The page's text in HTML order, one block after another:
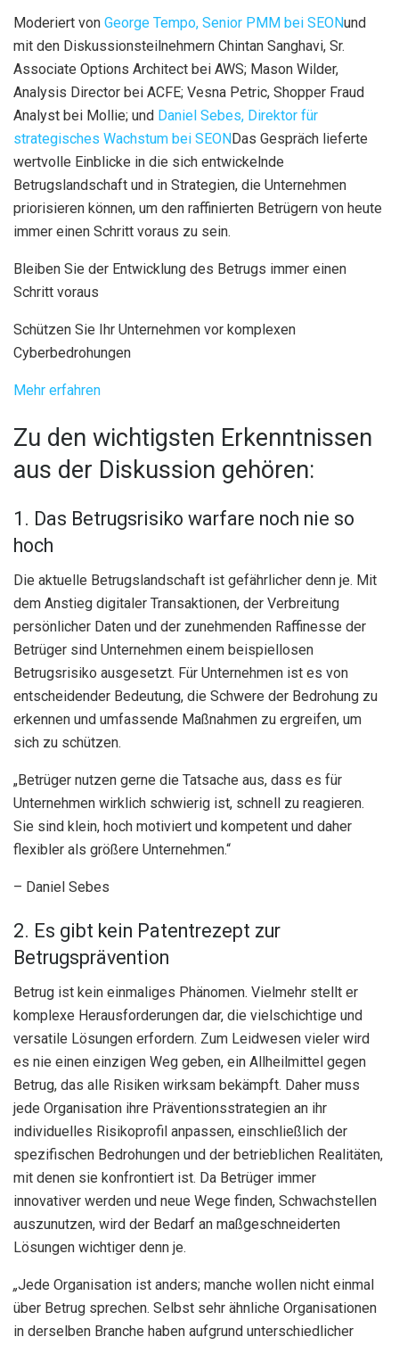
Moderiert von George Tempo, Senior PMM bei SEONund
mit den Diskussionsteilnehmern Chintan Sanghavi, Sr.
Associate Options Architect bei AWS; Mason Wilder,
Analysis Director bei ACFE; Vesna Petric, Shopper Fraud
Analyst bei Mollie; und Daniel Sebes, Direktor für
strategisches Wachstum bei SEONDas Gespräch lieferte
wertvolle Einblicke in die sich entwickelnde
Betrugslandschaft und in Strategien, die Unternehmen
priorisieren können, um den raffinierten Betrügern von heute
immer einen Schritt voraus zu sein.
Bleiben Sie der Entwicklung des Betrugs immer einen
Schritt voraus
Schützen Sie Ihr Unternehmen vor komplexen
Cyberbedrohungen
Mehr erfahren
Zu den wichtigsten Erkenntnissen
aus der Diskussion gehören:
1. Das Betrugsrisiko warfare noch nie so
hoch
Die aktuelle Betrugslandschaft ist gefährlicher denn je. Mit
dem Anstieg digitaler Transaktionen, der Verbreitung
persönlicher Daten und der zunehmenden Raffinesse der
Betrüger sind Unternehmen einem beispiellosen
Betrugsrisiko ausgesetzt. Für Unternehmen ist es von
entscheidender Bedeutung, die Schwere der Bedrohung zu
erkennen und umfassende Maßnahmen zu ergreifen, um
sich zu schützen.
„Betrüger nutzen gerne die Tatsache aus, dass es für
Unternehmen wirklich schwierig ist, schnell zu reagieren.
Sie sind klein, hoch motiviert und kompetent und daher
flexibler als größere Unternehmen.“
– Daniel Sebes
2. Es gibt kein Patentrezept zur
Betrugsprävention
Betrug ist kein einmaliges Phänomen. Vielmehr stellt er
komplexe Herausforderungen dar, die vielschichtige und
versatile Lösungen erfordern. Zum Leidwesen vieler wird
es nie einen einzigen Weg geben, ein Allheilmittel gegen
Betrug, das alle Risiken wirksam bekämpft. Daher muss
jede Organisation ihre Präventionsstrategien an ihr
individuelles Risikoprofil anpassen, einschließlich der
spezifischen Bedrohungen und der betrieblichen Realitäten,
mit denen sie konfrontiert ist. Da Betrüger immer
innovativer werden und neue Wege finden, Schwachstellen
auszunutzen, wird der Bedarf an maßgeschneiderten
Lösungen wichtiger denn je.
„Jede Organisation ist anders; manche wollen nicht einmal
über Betrug sprechen. Selbst sehr ähnliche Organisationen
in derselben Branche haben aufgrund unterschiedlicher